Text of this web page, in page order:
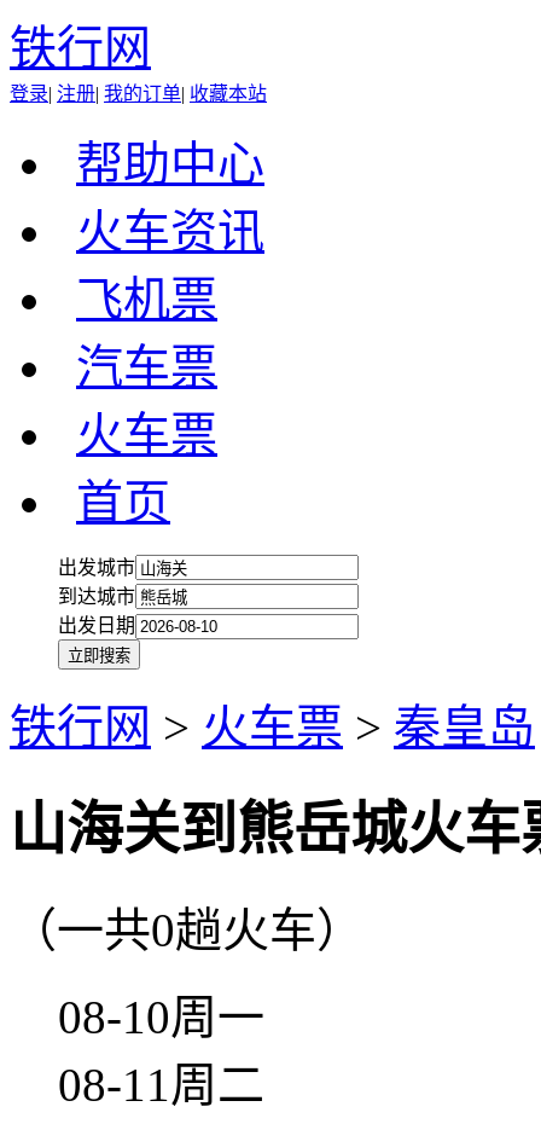
铁行网
登录| 注册| 我的订单| 收藏本站
帮助中心
火车资讯
飞机票
汽车票
火车票
首页
出发城市
到达城市
出发日期
铁行网 > 火车票 > 秦皇岛
山海关到熊岳城火车
（一共0趟火车）
08-10周一
08-11周二